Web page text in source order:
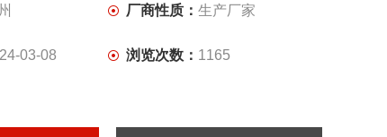
厂商性质： 生产厂家
03-08 浏览次数： 1165